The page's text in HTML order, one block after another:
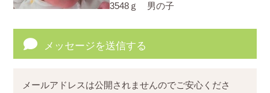
3548ｇ 男の子
メッセージを送信する
メールアドレスは公開されませんのでご安心くださ